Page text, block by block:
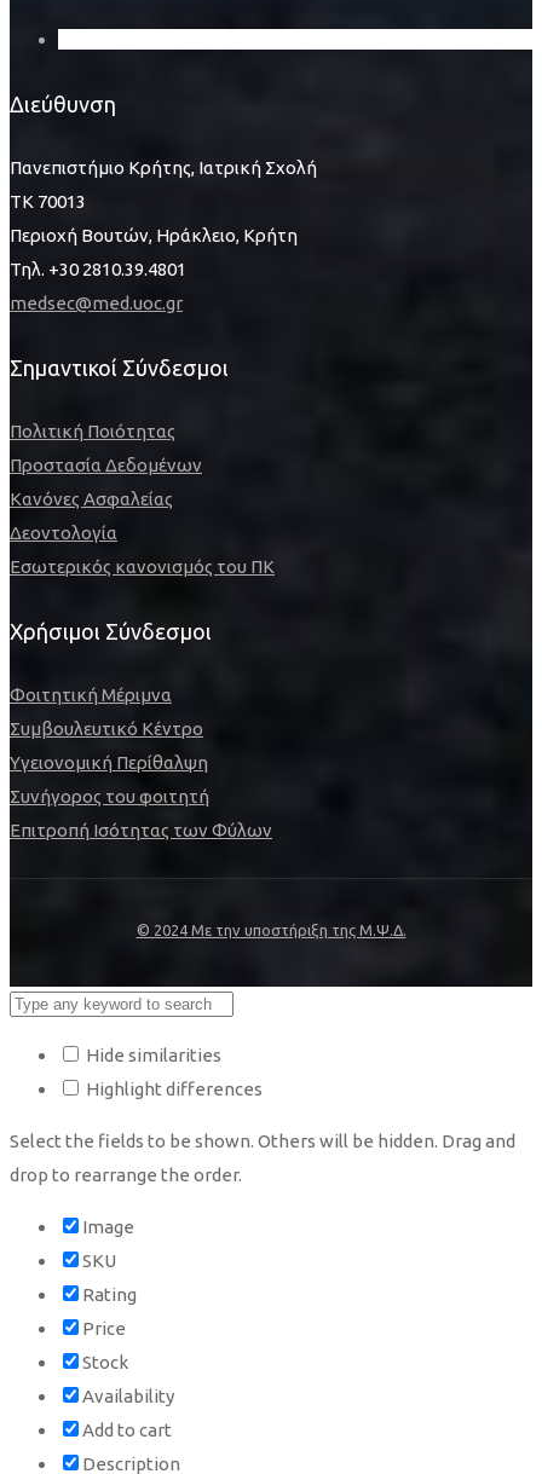
Διεύθυνση
Πανεπιστήμιο Κρήτης, Ιατρική Σχολή
ΤΚ 70013
Περιοχή Βουτών, Ηράκλειο, Κρήτη
Τηλ. +30 2810.39.4801
medsec@med.uoc.gr
Σημαντικοί Σύνδεσμοι
Πολιτική Ποιότητας
Προστασία Δεδομένων
Κανόνες Ασφαλείας
Δεοντολογία
Εσωτερικός κανονισμός του ΠΚ
Χρήσιμοι Σύνδεσμοι
Φοιτητική Μέριμνα
Συμβουλευτικό Κέντρο
Υγειονομική Περίθαλψη
Συνήγορος του φοιτητή
Επιτροπή Ισότητας των Φύλων
© 2024 Με την υποστήριξη της Μ.Ψ.Δ.
Hide similarities
Highlight differences
Select the fields to be shown. Others will be hidden. Drag and
drop to rearrange the order.
Image
SKU
Rating
Price
Stock
Availability
Add to cart
Description